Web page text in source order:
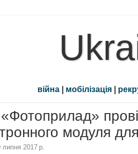
війна | мобілізація |
модуля для
липня 2017 р.